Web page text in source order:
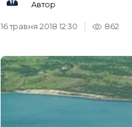
Автор
16 травня 2018 12:30 862